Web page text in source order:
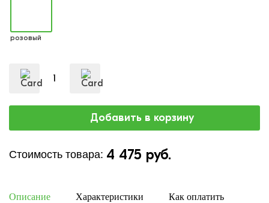
розовый
Стоимость товара: 4 475 руб.
Описание Характеристики Как оплатить